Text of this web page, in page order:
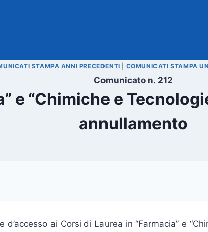
STAMPA ANNI PRECEDENTI COMUNICATI STAMPA
Comunicato n. 212
e “Chimiche e
annullamento
ai Corsi di Laurea in “Farmacia” e